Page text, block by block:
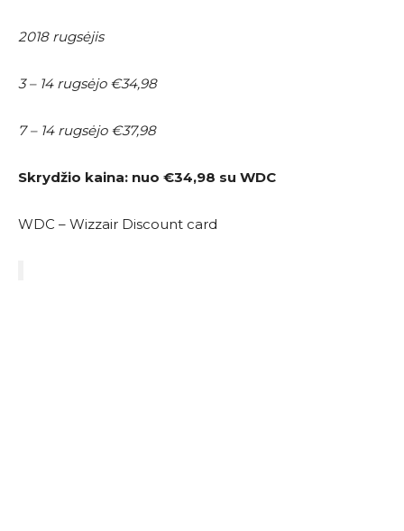
2018 rugsėjis
3 – 14 rugsėjo €34,98
7 – 14 rugsėjo €37,98
Skrydžio kaina: nuo €34,98 su WDC
WDC – Wizzair Discount card